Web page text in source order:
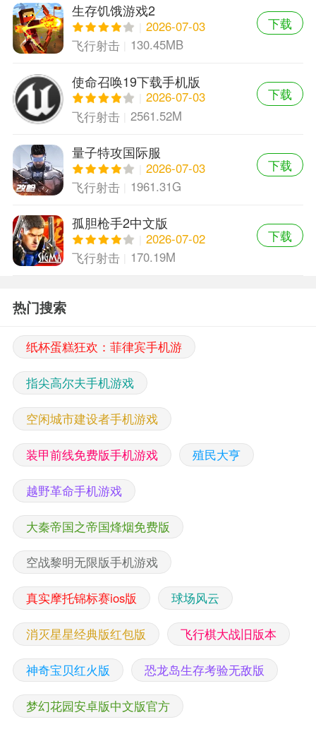
生存饥饿游戏2
2026-07-03
飞行射击
130.45MB
下载
使命召唤19下载手机版
2026-07-03
飞行射击
2561.52M
下载
量子特攻国际服
2026-07-03
飞行射击
1961.31G
下载
孤胆枪手2中文版
2026-07-02
飞行射击
170.19M
下载
热门搜索
纸杯蛋糕狂欢：菲律宾手机游
指尖高尔夫手机游戏
空闲城市建设者手机游戏
装甲前线免费版手机游戏 殖民大亨
越野革命手机游戏
大秦帝国之帝国烽烟免费版
空战黎明无限版手机游戏
真实摩托锦标赛ios版 球场风云
消灭星星经典版红包版 飞行棋大战旧版本
神奇宝贝红火版 恐龙岛生存考验无敌版
梦幻花园安卓版中文版官方